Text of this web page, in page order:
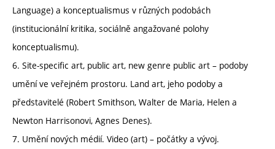
Language) a konceptualismus v různých podobách
(institucionální kritika, sociálně angažované polohy
konceptualismu).
6. Site-specific art, public art, new genre public art – podoby
umění ve veřejném prostoru. Land art, jeho podoby a
představitelé (Robert Smithson, Walter de Maria, Helen a
Newton Harrisonovi, Agnes Denes).
7. Umění nových médií. Video (art) – počátky a vývoj.